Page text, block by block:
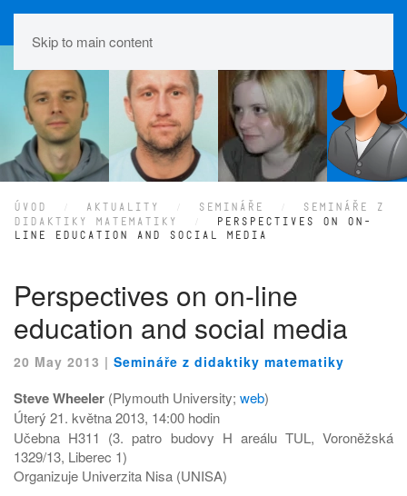
Skip to main content
ÚVOD AKTUALITY SEMINÁŘE
SEMINÁŘE Z
DIDAKTIKY MATEMATIKY
PERSPECTIVES ON ON-
LINE EDUCATION AND SOCIAL MEDIA
Perspectives on on-line
education and social media
20 May 2013 | Semináře z didaktiky matematiky
Steve Wheeler (Plymouth University; web)
Úterý 21. května 2013, 14:00 hodin
Učebna H311 (3. patro budovy H areálu TUL, Voroněžská
1329/13, Liberec 1)
Organizuje Univerzita Nisa (UNISA)